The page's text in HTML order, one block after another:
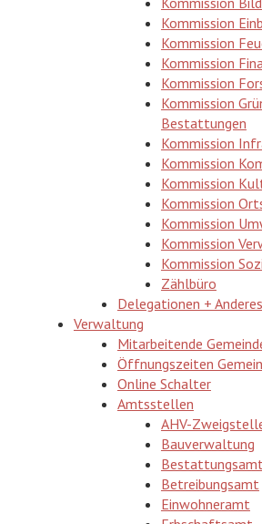
Kommission
Kommission
Kommission
Kommission
Kommission
Bestattungen
Kommission
Kommission
Kommission
Kommission
Kommission
Kommission
Kommission
Zählbüro
Delegationen + Anderes
Verwaltung
Mitarbeitende
Öffnungszeiten
Online Schalter
Amtsstellen
AHV-
Bauverwaltung
Bestattungsamt
Betreibungsamt
Einwohneramt